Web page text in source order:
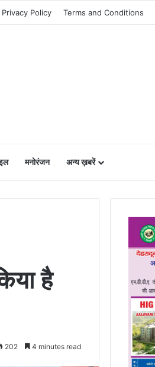
Privacy Policy Terms and Conditions
मनोरंजन अन्य ख़बरें
है
202 4 minutes read